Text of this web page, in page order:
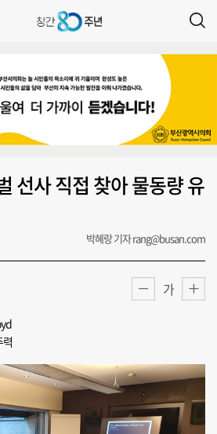
선사 직접 찾아 물동량 유
박혜랑 기자 rang@busan.com
가
력